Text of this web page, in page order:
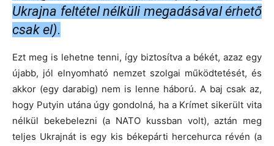
Ukrajna feltétel nélküli megadásával érhető
csak el).
Ezt meg is lehetne tenni, így biztosítva a békét, azaz egy
újabb, jól elnyomható nemzet szolgai működtetését, és
akkor (egy darabig) nem is lenne háború. A baj csak az,
hogy Putyin utána úgy gondolná, ha a Krímet sikerült vita
nélkül bekebelezni (a NATO kussban volt), aztán meg
teljes Ukrajnát is egy kis békepárti hercehurca révén (a